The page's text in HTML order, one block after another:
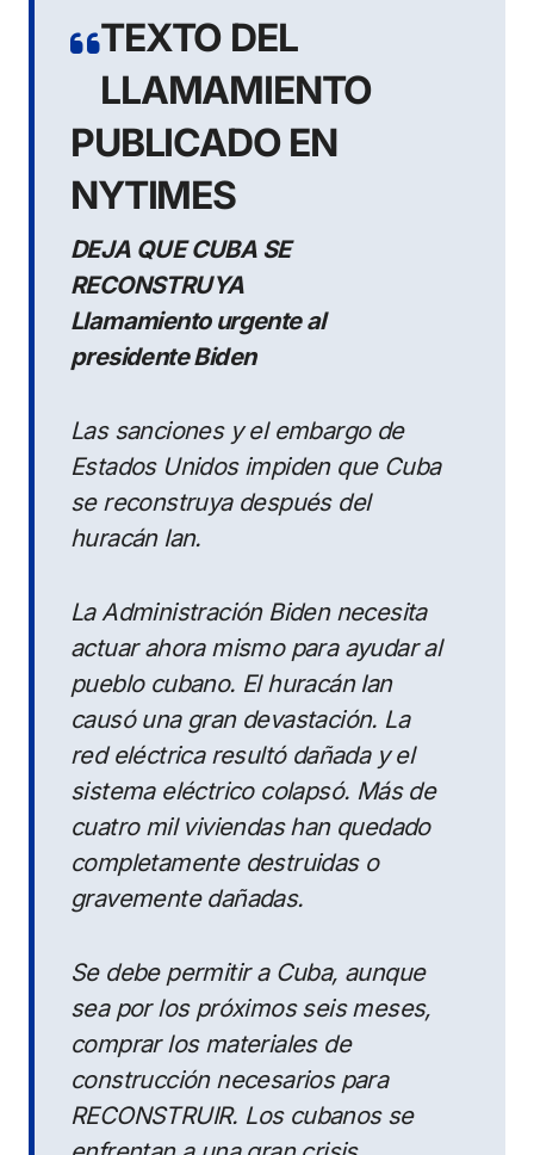
TEXTO DEL
LLAMAMIENTO
PUBLICADO EN
NYTIMES
DEJA QUE CUBA SE
RECONSTRUYA
Llamamiento urgente al
presidente Biden
Las sanciones y el embargo de
Estados Unidos impiden que Cuba
se reconstruya después del
huracán Ian.
La Administración Biden necesita
actuar ahora mismo para ayudar al
pueblo cubano. El huracán Ian
causó una gran devastación. La
red eléctrica resultó dañada y el
sistema eléctrico colapsó. Más de
cuatro mil viviendas han quedado
completamente destruidas o
gravemente dañadas.
Se debe permitir a Cuba, aunque
sea por los próximos seis meses,
comprar los materiales de
construcción necesarios para
RECONSTRUIR. Los cubanos se